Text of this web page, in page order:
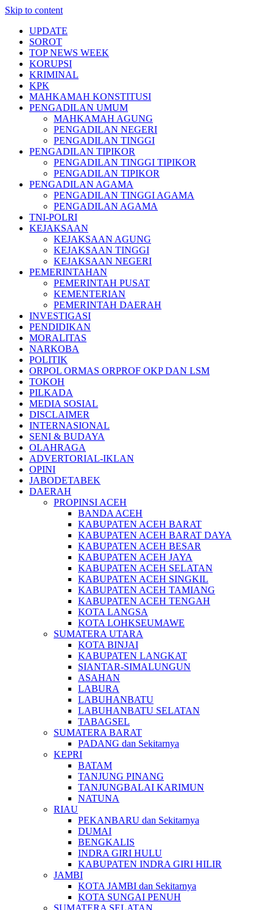
Skip to content
UPDATE
SOROT
TOP NEWS WEEK
KORUPSI
KRIMINAL
KPK
MAHKAMAH KONSTITUSI
PENGADILAN UMUM
MAHKAMAH AGUNG
PENGADILAN NEGERI
PENGADILAN TINGGI
PENGADILAN TIPIKOR
PENGADILAN TINGGI TIPIKOR
PENGADILAN TIPIKOR
PENGADILAN AGAMA
PENGADILAN TINGGI AGAMA
PENGADILAN AGAMA
TNI-POLRI
KEJAKSAAN
KEJAKSAAN AGUNG
KEJAKSAAN TINGGI
KEJAKSAAN NEGERI
PEMERINTAHAN
PEMERINTAH PUSAT
KEMENTERIAN
PEMERINTAH DAERAH
INVESTIGASI
PENDIDIKAN
MORALITAS
NARKOBA
POLITIK
ORPOL ORMAS ORPROF OKP DAN LSM
TOKOH
PILKADA
MEDIA SOSIAL
DISCLAIMER
INTERNASIONAL
SENI & BUDAYA
OLAHRAGA
ADVERTORIAL-IKLAN
OPINI
JABODETABEK
DAERAH
PROPINSI ACEH
BANDA ACEH
KABUPATEN ACEH BARAT
KABUPATEN ACEH BARAT DAYA
KABUPATEN ACEH BESAR
KABUPATEN ACEH JAYA
KABUPATEN ACEH SELATAN
KABUPATEN ACEH SINGKIL
KABUPATEN ACEH TAMIANG
KABUPATEN ACEH TENGAH
KOTA LANGSA
KOTA LOHKSEUMAWE
SUMATERA UTARA
KOTA BINJAI
KABUPATEN LANGKAT
SIANTAR-SIMALUNGUN
ASAHAN
LABURA
LABUHANBATU
LABUHANBATU SELATAN
TABAGSEL
SUMATERA BARAT
PADANG dan Sekitarnya
KEPRI
BATAM
TANJUNG PINANG
TANJUNGBALAI KARIMUN
NATUNA
RIAU
PEKANBARU dan Sekitarnya
DUMAI
BENGKALIS
INDRA GIRI HULU
KABUPATEN INDRA GIRI HILIR
JAMBI
KOTA JAMBI dan Sekitarnya
KOTA SUNGAI PENUH
SUMATERA SELATAN